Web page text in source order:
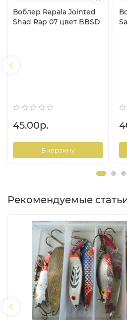
Воблер Rapala Jointed
Shad Rap 07 цвет BBSD
45.00р.
В корзину
Рекомендуемые